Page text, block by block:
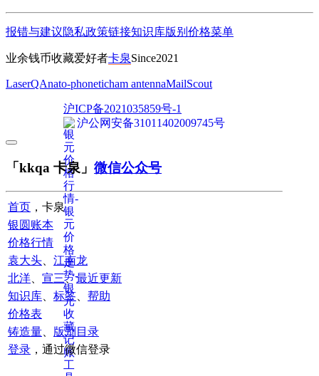
报错与建议隐私政策链接知识库版别 价格菜单
业余钱币收藏爱好者卡泉Since2021
LaserQAnato-phoneticham antennaMailScout
沪ICP备2021035859号-1
沪公网安备31011402009745号
「kkqa 卡泉」 微信公众号
首页 ，卡泉
银圆账本
价格行情
袁大头
江南龙
北洋
宣三、最近更新
知识库
标签
帮助
价格表
铸造量
版别目录
登录 ，通过微信登录